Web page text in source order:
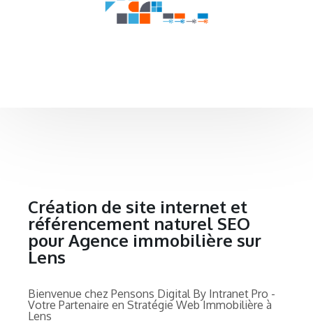
Création de site internet et
référencement naturel SEO
pour Agence immobilière sur
Lens
Bienvenue chez Pensons Digital By Intranet Pro -
Votre Partenaire en Stratégie Web Immobilière à
Lens